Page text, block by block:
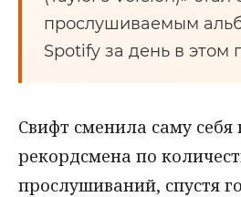
прослушиваемым
Spotify за день в этом
Свифт сменила саму себя
рекордсмена по
прослушиваний, спустя